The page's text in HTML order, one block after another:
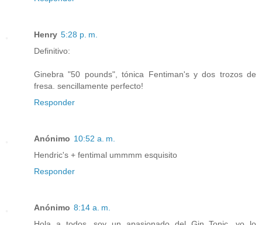
Henry 5:28 p. m.
Definitivo:
Ginebra "50 pounds", tónica Fentiman's y dos trozos de
fresa. sencillamente perfecto!
Responder
Anónimo 10:52 a. m.
Hendric's + fentimal ummmm esquisito
Responder
Anónimo 8:14 a. m.